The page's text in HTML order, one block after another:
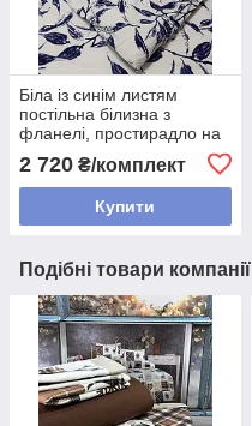
Біла із синім листям
постільна білизна з
фланелі, простирадло на
Туреччина
2 720 ₴/комплект
Купити
Подібні товари компанії